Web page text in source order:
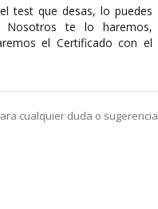
test que desas, lo puedes
Nosotros te lo haremos,
el Certificado con el
cualquier duda o sugerencia